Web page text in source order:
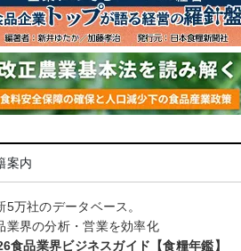
案内
5万社のデータベース。
業界の分析・営業を効率化
食品業界ビジネスガイド【食糧年鑑】